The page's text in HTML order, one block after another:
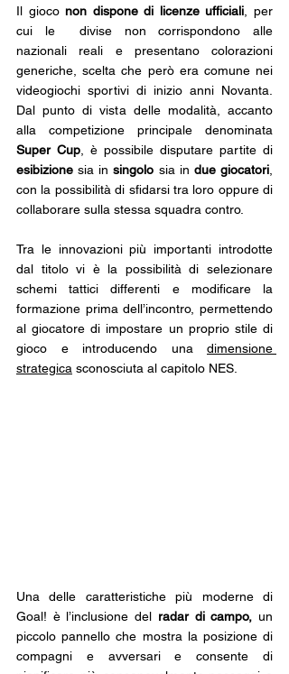
Il gioco non dispone di licenze ufficiali , per
cui le  divise non corrispondono alle
nazionali reali e presentano colorazioni
generiche, scelta che però era comune nei
videogiochi sportivi di inizio anni Novanta.
Dal punto di vista delle modalità, accanto
Super Cup
esibizione sia in singolo sia in due giocatori
con la possibilità di sfidarsi tra loro oppure di
collaborare sulla stessa squadra contro.
Tra le innovazioni più importanti introdotte
dal titolo vi è la possibilità di selezionare
schemi tattici differenti e modificare la
formazione prima dell’incontro, permettendo
al giocatore di impostare un proprio stile di
gioco e introducendo una dimensione
strategica sconosciuta al capitolo NES.
Una delle caratteristiche più moderne di
Goal! è l’inclusione del radar di campo, un
piccolo pannello che mostra la posizione di
compagni e avversari e consente di